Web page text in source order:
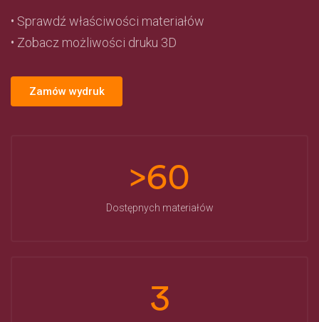
• Sprawdź właściwości materiałów
• Zobacz możliwości druku 3D
Zamów wydruk
>60
Dostępnych materiałów
3